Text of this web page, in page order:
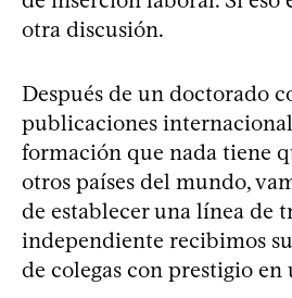
otra discusión.
Después de un doctorado
publicaciones
formación que nada tiene
otros países del mundo,
de establecer una línea de
independiente recibimos
de colegas con prestigio